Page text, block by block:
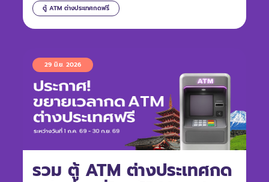
ตู้ ATM ต่างประเทศกดฟรี
รวม ตู้ ATM ต่างประเทศกด
29 มิ.ย. 2026